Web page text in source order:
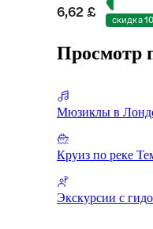
6,62 £ скидка
Просмотр
Мюзиклы в
Круиз по реке
Экскурсии с